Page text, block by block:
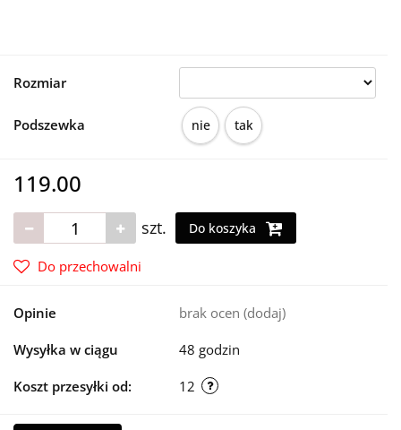
Rozmiar
Podszewka nie tak
119.00
szt. Do koszyka
Do przechowalni
Opinie brak ocen (dodaj)
Wysyłka w ciągu 48 godzin
Koszt przesyłki od: 12